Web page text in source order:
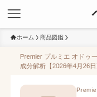
ホーム 商品図鑑
Premier プルミエ オドゥ
成分解析【2026年4月26日